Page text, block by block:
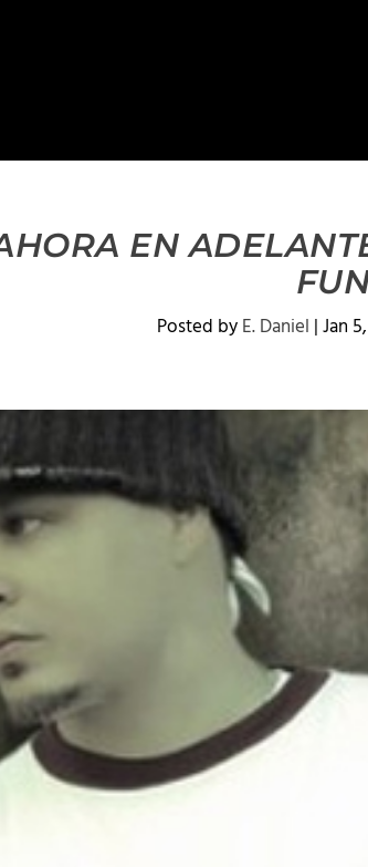
EN
Posted byE. Daniel |Jan